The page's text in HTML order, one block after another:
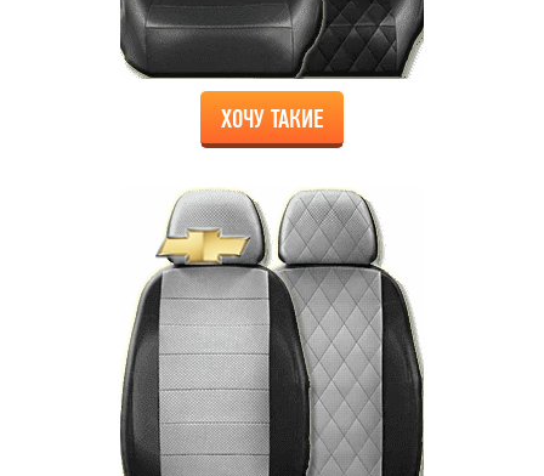
ХОЧУ ТАКИЕ